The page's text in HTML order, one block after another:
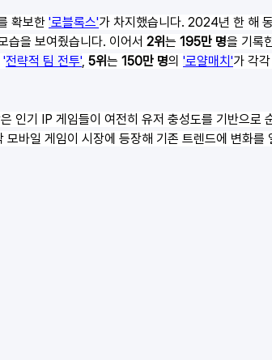
확보한 '로블록스'가 차지했습니다. 2024년 한 해
습을 보여줬습니다. 이어서 2위는 195만 명을 기록
'전략적 팀 전투', 5위는 150만 명의 '로얄매치'가 각
인기 IP 게임들이 여전히 유저 충성도를 기반으로
바일 게임이 시장에 등장해 기존 트렌드에 변화를